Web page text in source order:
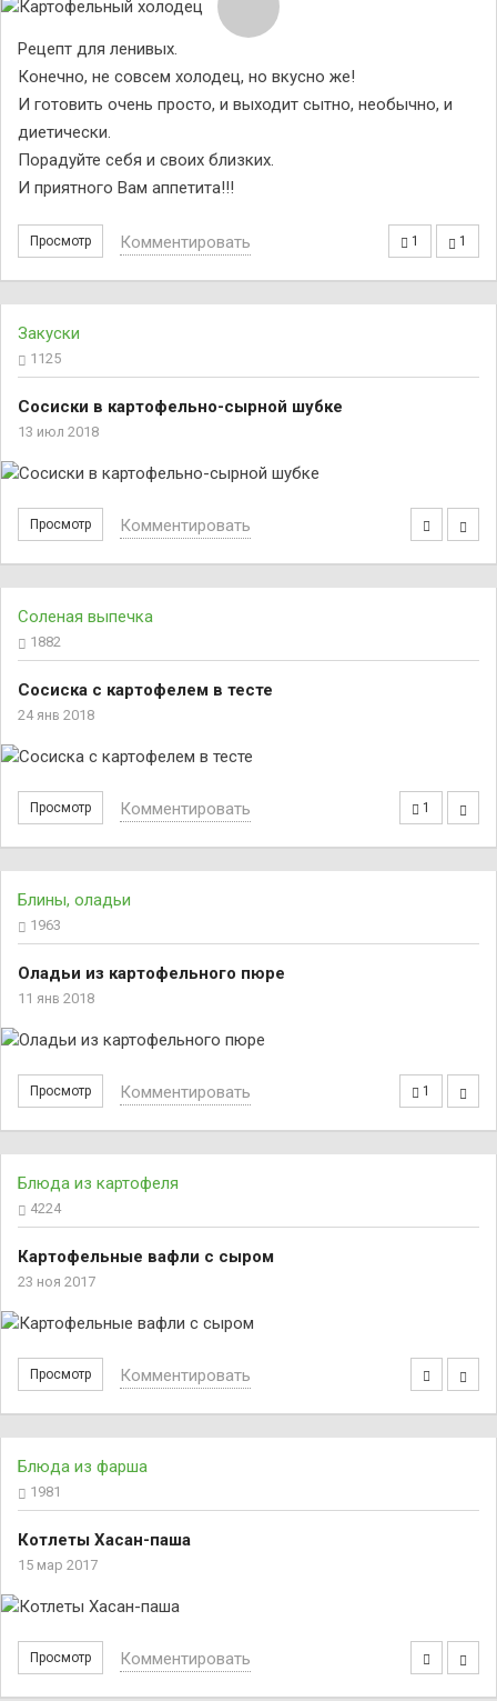
Рецепт для ленивых.
Конечно, не совсем холодец, но вкусно же!
И готовить очень просто, и выходит сытно, необычно, и
диетически.
Порадуйте себя и своих близких.
И приятного Вам аппетита!!!
Просмотр 1 1
Комментировать
Закуски
1125
Сосиски в картофельно-сырной шубке
13 июл 2018
Просмотр Комментировать
Соленая выпечка
1882
Сосиска с картофелем в тесте
24 янв 2018
Просмотр 1
Комментировать
Блины, оладьи
1963
Оладьи из картофельного пюре
11 янв 2018
Просмотр 1
Комментировать
Блюда из картофеля
4224
Картофельные вафли с сыром
23 ноя 2017
Просмотр Комментировать
Блюда из фарша
1981
Котлеты Хасан-паша
15 мар 2017
Просмотр Комментировать